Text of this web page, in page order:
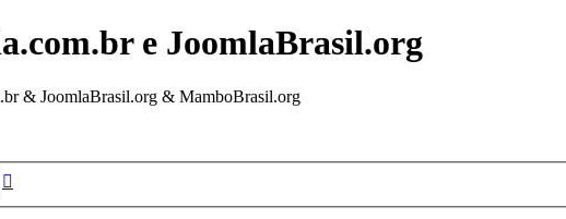
e JoomlaBrasil.org
& JoomlaBrasil.org & MamboBrasil.org